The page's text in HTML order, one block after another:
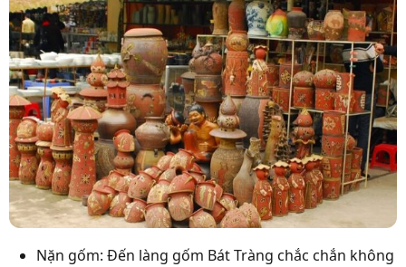
Nặn gốm: Đến làng gốm Bát Tràng chắc chắn không